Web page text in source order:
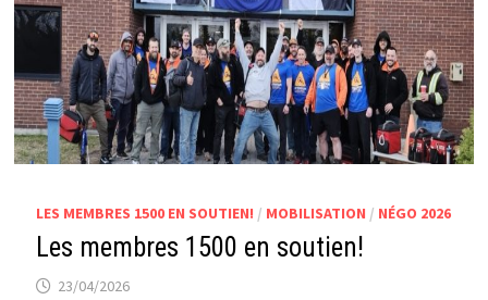
LES MEMBRES 1500 EN SOUTIEN! / MOBILISATION / NÉGO 2026
Les membres 1500 en soutien!
23/04/2026